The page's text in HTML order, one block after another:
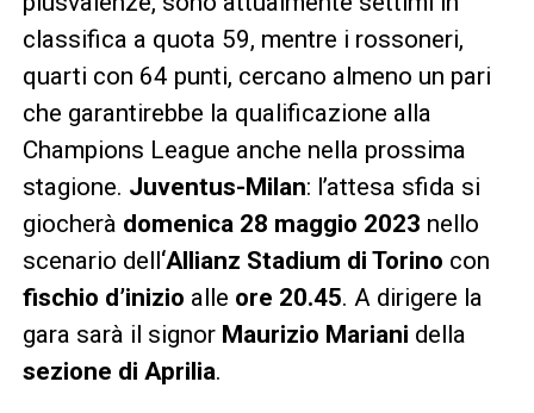
classifica a quota 59, mentre i rossoneri,
quarti con 64 punti, cercano almeno un pari
che garantirebbe la qualificazione alla
Champions League anche nella prossima
stagione. Juventus-Milan: l’attesa sfida si
giocherà domenica 28 maggio 2023 nello
scenario dell‘Allianz Stadium di Torino con
fischio d’inizio alle ore 20.45. A dirigere la
gara sarà il signor Maurizio Mariani della
sezione di Aprilia.